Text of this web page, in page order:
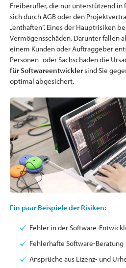
Freiberufler, die nur unterstützend in
sich durch AGB oder den
„enthaften“. Eines der Hauptrisiken
Vermögensschäden. Darunter fallen
einem Kunden oder Auftraggeber
Personen- oder Sachschaden die
für Softwareentwicklersind Sie
optimal abgesichert.
Ein paar Beispiele der Risiken:
Fehler in der Software-
Fehlerhafte Software-Beratung
Ansprüche aus Lizenz- und